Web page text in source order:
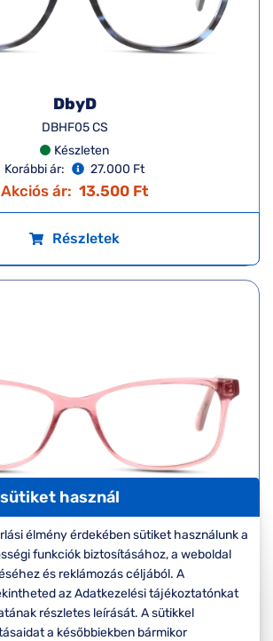
DbyD
DBHF05 CS
Készleten
Korábbi ár:
27.000 Ft
Akciós ár: 13.500 Ft
Részletek
Seen
SNIF10 PP
Készleten
Korábbi ár:
17.000 Ft
Akciós ár: 8.500 Ft
használ
élmény érdekében sütiket használunk a
funkciók biztosításához, a weboldal
és reklámozás céljából. A
az Adatkezelési tájékoztatónkat
részletes leírását. A sütikkel
a későbbiekben bármikor